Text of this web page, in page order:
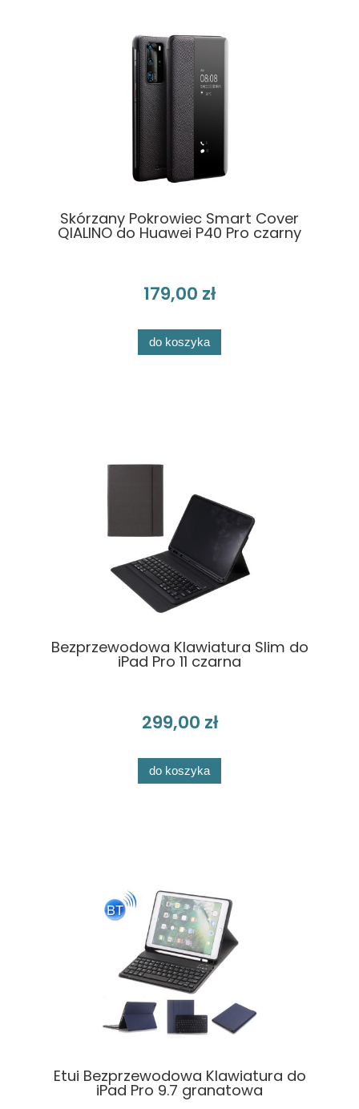
Skórzany Pokrowiec Smart Cover
QIALINO do Huawei P40 Pro czarny
179,00 zł
do koszyka
Bezprzewodowa Klawiatura Slim do
iPad Pro 11 czarna
299,00 zł
do koszyka
Etui Bezprzewodowa Klawiatura do
iPad Pro 9.7 granatowa